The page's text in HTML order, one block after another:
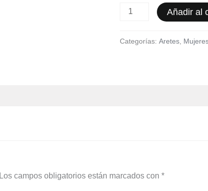
Añadir al
Categorías: Aretes
Los campos obligatorios están marcados con *